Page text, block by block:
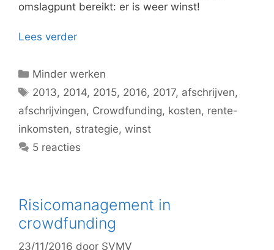
omslagpunt bereikt: er is weer winst!
Lees verder
Categorieën
Minder werken
Tags
2013, 2014, 2015, 2016, 2017, afschrijven,
afschrijvingen, Crowdfunding, kosten, rente-
inkomsten, strategie, winst
5 reacties
Risicomanagement in
crowdfunding
23/11/2016 door SVMV